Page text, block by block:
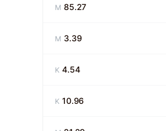
85.27
M
3.39
M
4.54
K
10.96
K